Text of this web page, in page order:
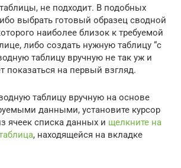
не подходит. В подобных
выбрать готовый образец сводной
наиболее близок к требуемой
либо создать нужную таблицу “с
таблицу вручную не так уж и
показаться на первый взгляд.
таблицу вручную на основе
данными, установите курсор
ячеек списка данных и щелкните на
, находящейся на вкладке